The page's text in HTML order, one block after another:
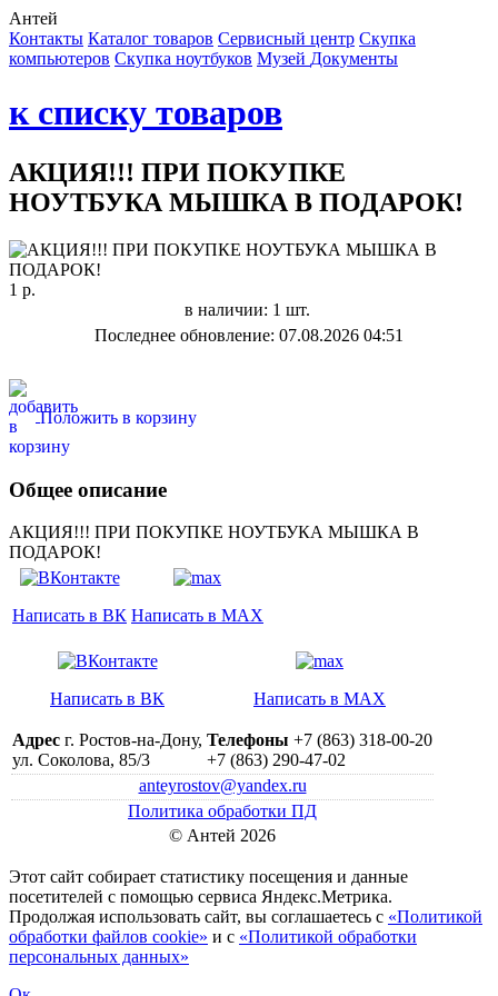
Антей
Контакты Каталог товаров Сервисный центр Cкупка
компьютеров Cкупка ноутбуков Музей Документы
к списку товаров
АКЦИЯ!!! ПРИ ПОКУПКЕ
НОУТБУКА МЫШКА В ПОДАРОК!
1 р.
в наличии: 1 шт.
Последнее обновление: 07.08.2026 04:51
Положить в корзину
Общее описание
АКЦИЯ!!! ПРИ ПОКУПКЕ НОУТБУКА МЫШКА В
ПОДАРОК!
Написать в ВК Написать в MAX
Написать в ВК Написать в MAX
Адрес г. Ростов-на-Дону,
ул. Соколова, 85/3
Телефоны +7 (863) 318-00-20
+7 (863) 290-47-02
anteyrostov@yandex.ru
Политика обработки ПД
© Антей 2026
Этот сайт собирает статистику посещения и данные
посетителей c помощью сервиса Яндекс.Метрика.
Продолжая использовать сайт, вы соглашаетесь с «Политикой
обработки файлов cookie» и с «Политикой обработки
персональных данных»